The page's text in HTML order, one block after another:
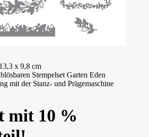
x 9,8 cm
Stempelset Garten Eden
mit der Stanz- und Prägemaschine
mit 10 %